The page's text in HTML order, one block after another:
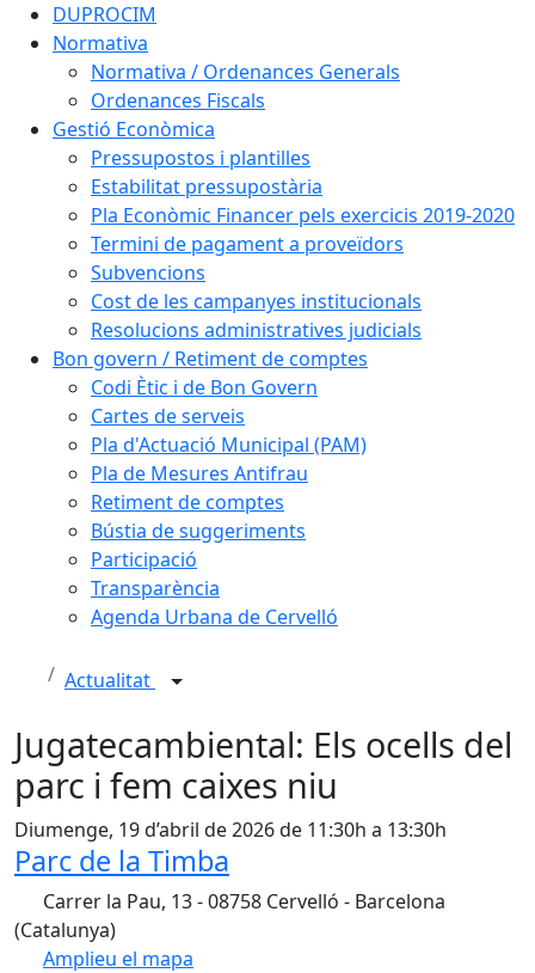
DUPROCIM
Normativa
Normativa / Ordenances Generals
Ordenances Fiscals
Gestió Econòmica
Pressupostos i plantilles
Estabilitat pressupostària
Pla Econòmic Financer pels exercicis 2019-2020
Termini de pagament a proveïdors
Subvencions
Cost de les campanyes institucionals
Resolucions administratives judicials
Bon govern / Retiment de comptes
Codi Ètic i de Bon Govern
Cartes de serveis
Pla d'Actuació Municipal (PAM)
Pla de Mesures Antifrau
Retiment de comptes
Bústia de suggeriments
Participació
Transparència
Agenda Urbana de Cervelló
Actualitat
Jugatecambiental: Els ocells del
parc i fem caixes niu
Diumenge, 19 d’abril de 2026 de 11:30h a 13:30h
Parc de la Timba
Carrer la Pau, 13 - 08758 Cervelló - Barcelona
(Catalunya)
Amplieu el mapa